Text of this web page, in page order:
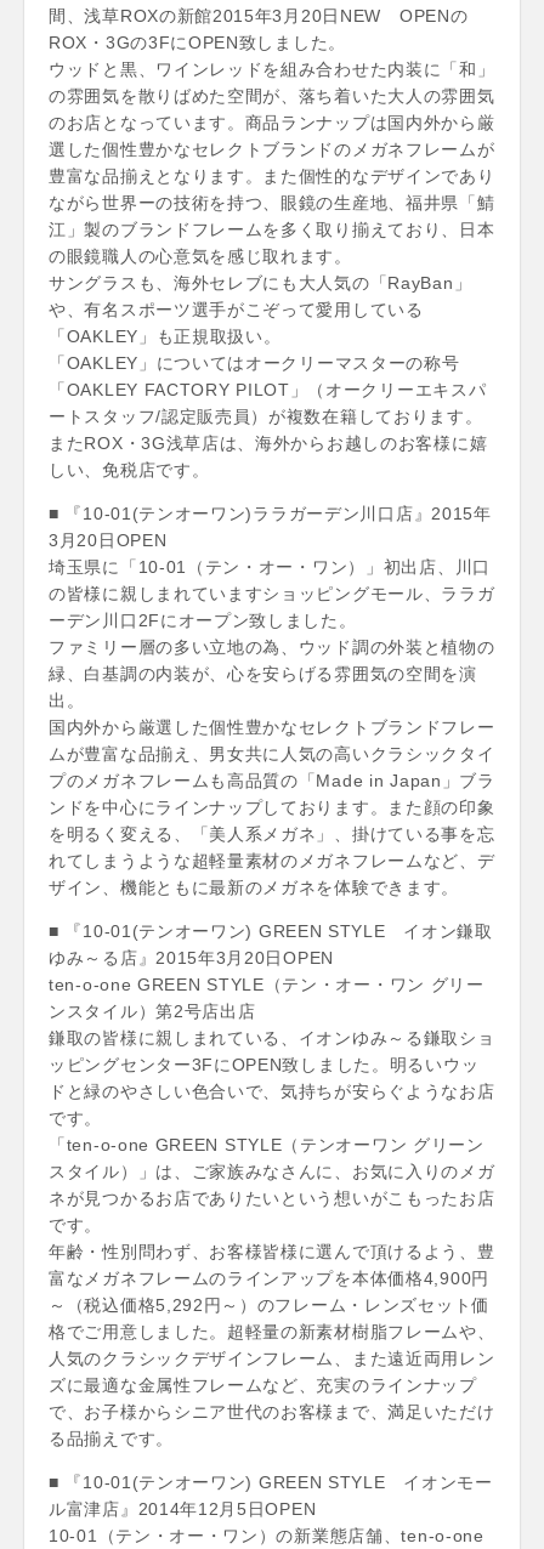
間、浅草ROXの新館2015年3月20日NEW OPENの
ROX・3Gの3FにOPEN致しました。
ウッドと黒、ワインレッドを組み合わせた内装に「和」
の雰囲気を散りばめた空間が、落ち着いた大人の雰囲気
のお店となっています。商品ランナップは国内外から厳
選した個性豊かなセレクトブランドのメガネフレームが
豊富な品揃えとなります。また個性的なデザインであり
ながら世界ーの技術を持つ、眼鏡の生産地、福井県「鯖
江」製のブランドフレームを多く取り揃えており、日本
の眼鏡職人の心意気を感じ取れます。
サングラスも、海外セレブにも大人気の「RayBan」
や、有名スポーツ選手がこぞって愛用している
「OAKLEY」も正規取扱い。
「OAKLEY」についてはオークリーマスターの称号
「OAKLEY FACTORY PILOT」（オークリーエキスパ
ートスタッフ/認定販売員）が複数在籍しております。
またROX・3G浅草店は、海外からお越しのお客様に嬉
しい、免税店です。
■ 『10-01(テンオーワン)ララガーデン川口店』2015年
3月20日OPEN
埼玉県に「10-01（テン・オー・ワン）」初出店、川口
の皆様に親しまれていますショッピングモール、ララガ
ーデン川口2Fにオープン致しました。
ファミリー層の多い立地の為、ウッド調の外装と植物の
緑、白基調の内装が、心を安らげる雰囲気の空間を演
出。
国内外から厳選した個性豊かなセレクトブランドフレー
ムが豊富な品揃え、男女共に人気の高いクラシックタイ
プのメガネフレームも高品質の「Made in Japan」ブラ
ンドを中心にラインナップしております。また顔の印象
を明るく変える、「美人系メガネ」、掛けている事を忘
れてしまうような超軽量素材のメガネフレームなど、デ
ザイン、機能ともに最新のメガネを体験できます。
■ 『10-01(テンオーワン) GREEN STYLE イオン鎌取
ゆみ～る店』2015年3月20日OPEN
ten-o-one GREEN STYLE（テン・オー・ワン グリー
ンスタイル）第2号店出店
鎌取の皆様に親しまれている、イオンゆみ～る鎌取ショ
ッピングセンター3FにOPEN致しました。明るいウッ
ドと緑のやさしい色合いで、気持ちが安らぐようなお店
です。
「ten-o-one GREEN STYLE（テンオーワン グリーン
スタイル）」は、ご家族みなさんに、お気に入りのメガ
ネが見つかるお店でありたいという想いがこもったお店
です。
年齢・性別問わず、お客様皆様に選んで頂けるよう、豊
富なメガネフレームのラインアップを本体価格4,900円
～（税込価格5,292円～）のフレーム・レンズセット価
格でご用意しました。超軽量の新素材樹脂フレームや、
人気のクラシックデザインフレーム、また遠近両用レン
ズに最適な金属性フレームなど、充実のラインナップ
で、お子様からシニア世代のお客様まで、満足いただけ
る品揃えです。
■ 『10-01(テンオーワン) GREEN STYLE イオンモー
ル富津店』2014年12月5日OPEN
10-01（テン・オー・ワン）の新業態店舗、ten-o-one